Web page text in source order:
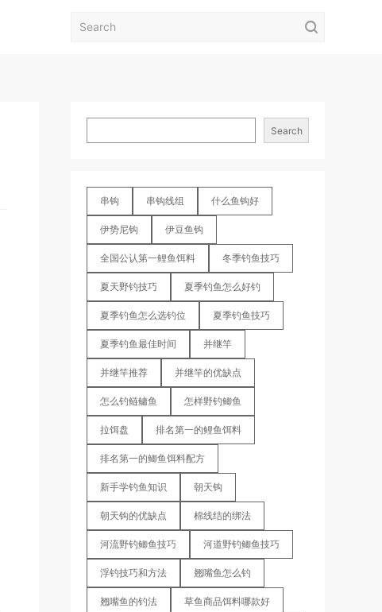
Search
串钩 串钩线组 什么鱼钩好
伊势尼钩 伊豆鱼钩
全国公认第一鲤鱼饵料 冬季钓鱼技巧
夏天野钓技巧 夏季钓鱼怎么好钓
夏季钓鱼怎么选钓位 夏季钓鱼技巧
夏季钓鱼最佳时间 并继竿
并继竿推荐 并继竿的优缺点
怎么钓鲢鳙鱼 怎样野钓鲫鱼
拉饵盘 排名第一的鲤鱼饵料
排名第一的鲫鱼饵料配方
新手学钓鱼知识 朝天钩
朝天钩的优缺点 棉线结的绑法
河流野钓鲫鱼技巧 河道野钓鲫鱼技巧
浮钓技巧和方法 翘嘴鱼怎么钓
翘嘴鱼的钓法 草鱼商品饵料哪款好